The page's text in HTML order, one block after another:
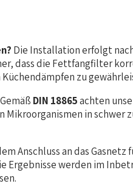
Die Installation erfolgt
dass die Fettfangfilter
zu
Gemäß DIN 18865achten
in schwer
Anschluss an das
Ergebnisse werden im